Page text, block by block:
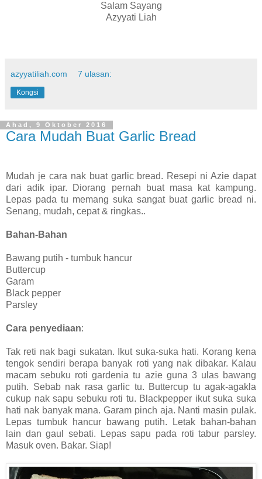
Salam Sayang
Azyyati Liah
azyyatiliah.com 7 ulasan:
Kongsi
Ahad, 9 Oktober 2016
Cara Mudah Buat Garlic Bread
Mudah je cara nak buat garlic bread. Resepi ni Azie dapat
dari adik ipar. Diorang pernah buat masa kat kampung.
Lepas pada tu memang suka sangat buat garlic bread ni.
Senang, mudah, cepat & ringkas..
Bahan-Bahan
Bawang putih - tumbuk hancur
Buttercup
Garam
Black pepper
Parsley
Cara penyediaan:
Tak reti nak bagi sukatan. Ikut suka-suka hati. Korang kena
tengok sendiri berapa banyak roti yang nak dibakar. Kalau
macam sebuku roti gardenia tu azie guna 3 ulas bawang
putih. Sebab nak rasa garlic tu. Buttercup tu agak-agakla
cukup nak sapu sebuku roti tu. Blackpepper ikut suka suka
hati nak banyak mana. Garam pinch aja. Nanti masin pulak.
Lepas tumbuk hancur bawang putih. Letak bahan-bahan
lain dan gaul sebati. Lepas sapu pada roti tabur parsley.
Masuk oven. Bakar. Siap!